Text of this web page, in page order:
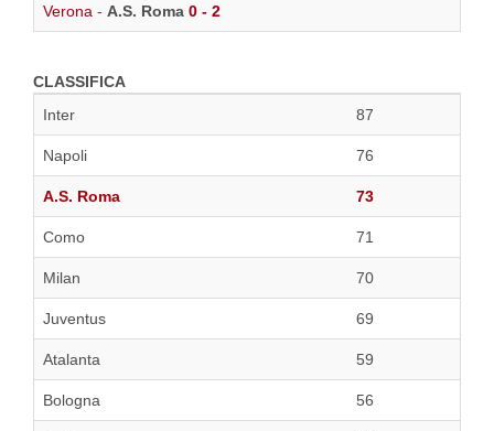
Verona - A.S. Roma 0 - 2
CLASSIFICA
Inter
87
Napoli 76
A.S. Roma 73
Como 71
Milan 70
Juventus 69
Atalanta 59
Bologna 56